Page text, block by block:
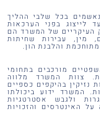
בכל שלבי ההליך
לייצוג בפני הערכאות
העיקריים של המשרד הם
מין, עבירות שחיתות
והלבנת הון.
מורכבים בתחומי
צוות המשרד מלווה
נזיקין בהיקפים כספיים
המשרד ידוע ביכולתו
ולגבש אסטרטגיות
האינטרסים והזכויות